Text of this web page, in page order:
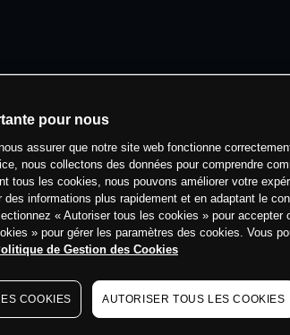
pour nous
assurer que notre site web fonctionne
nous collectons des données pour comprendre
tous les cookies, nous pouvons améliorer votre
informations plus rapidement et en adaptant le
« Autoriser tous les cookies » pour accepter
» pour gérer les paramètres des cookies. Vous
de Gestion des Cookies
COOKIES AUTORISER TOUS LES COOKIES